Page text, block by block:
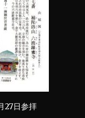
27日参拝